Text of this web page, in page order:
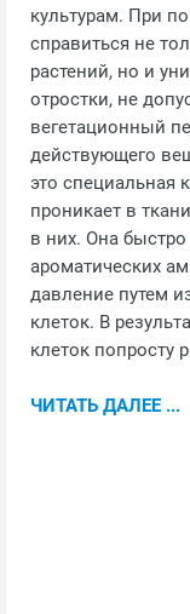
культурам. При
справиться не
растений, но и
отростки, не
вегетационный
действующего
это специальная
проникает в
в них. Она
ароматических
давление путем
клеток. В
клеток попросту
ЧИТАТЬ ДАЛЕЕ ...